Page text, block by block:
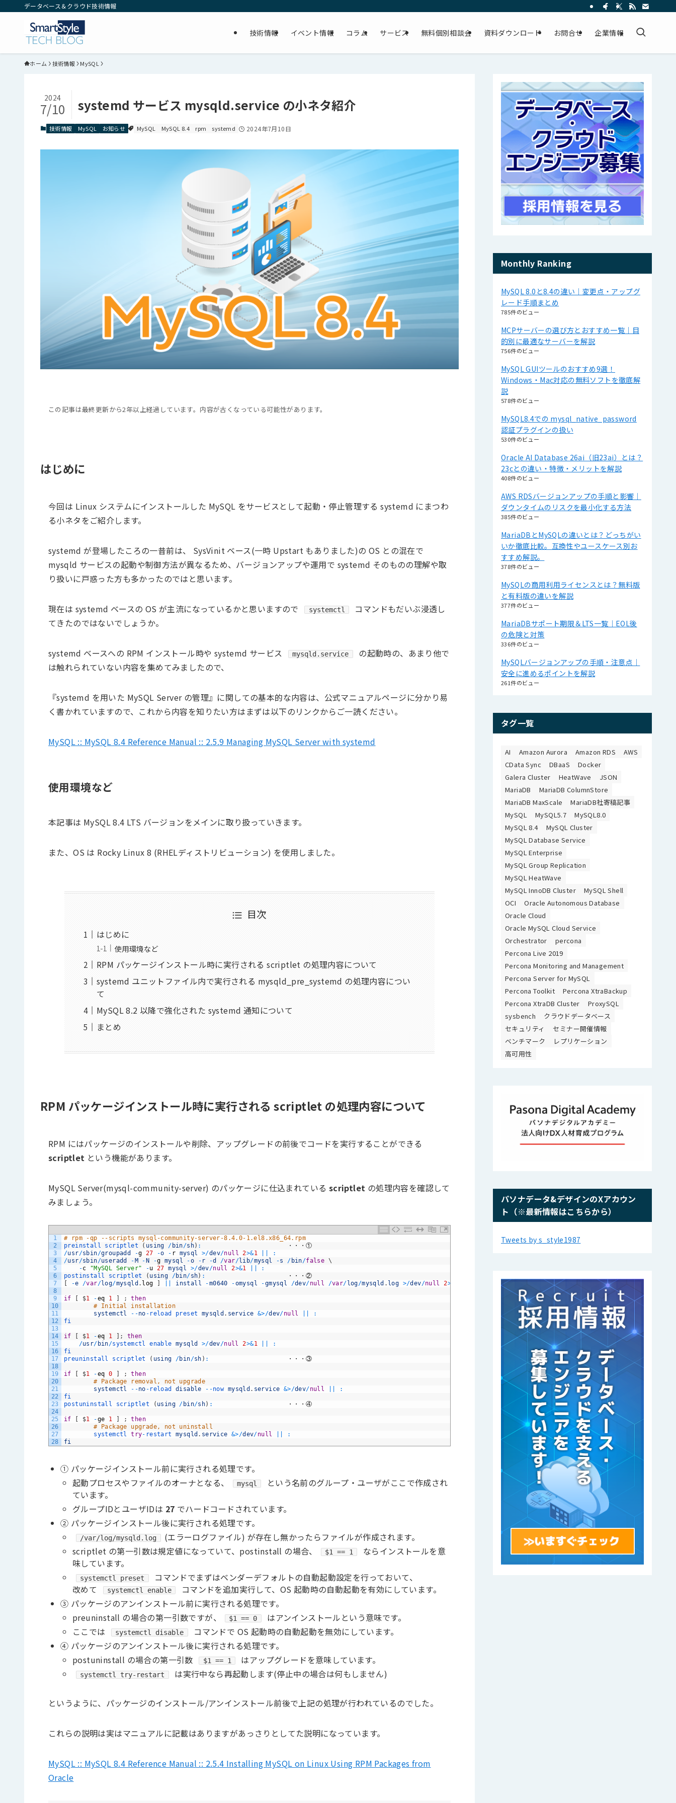
データベース＆クラウド技術情報
技術情報 イベント情報 コラム サービス 無料個別相談会 資料ダウンロード お問合せ 企業情報
ホーム 技術情報 MySQL
systemd サービス mysqld.service の小ネタ紹介
2024
7/10
技術情報 MySQL お知らせ MySQL MySQL 8.4 rpm systemd 2024年7月10日
この記事は最終更新から2年以上経過しています。内容が古くなっている可能性があります。
はじめに
今回は Linux システムにインストールした MySQL をサービスとして起動・停止管理する systemd にまつわ
る小ネタをご紹介します。
systemd が登場したころの一昔前は、 SysVinit ベース(一時 Upstart もありました)の OS との混在で
mysqld サービスの起動や制御方法が異なるため、バージョンアップや運用で systemd そのものの理解や取
り扱いに戸惑った方も多かったのではと思います。
現在は systemd ベースの OS が主流になっているかと思いますので systemctl
コマンドもだいぶ浸透し
てきたのではないでしょうか。
systemd ベースへの RPM インストール時や systemd サービス mysqld.service
の起動時の、あまり他で
は触れられていない内容を集めてみましたので、
『systemd を用いた MySQL Server の管理』に関しての基本的な内容は、公式マニュアルページに分かり易
く書かれていますので、これから内容を知りたい方はまずは以下のリンクからご一読ください。
MySQL :: MySQL 8.4 Reference Manual :: 2.5.9 Managing MySQL Server with systemd
使用環境など
本記事は MySQL 8.4 LTS バージョンをメインに取り扱っていきます。
また、OS は Rocky Linux 8 (RHELディストリビューション) を使用しました。
目次
はじめに
使用環境など
RPM パッケージインストール時に実行される scriptlet の処理内容について
systemd ユニットファイル内で実行される mysqld_pre_systemd の処理内容につい
て
MySQL 8.2 以降で強化された systemd 通知について
まとめ
RPM パッケージインストール時に実行される scriptlet の処理内容について
RPM にはパッケージのインストールや削除、アップグレードの前後でコードを実行することができる
scriptlet という機能があります。
MySQL Server(mysql-community-server) のパッケージに仕込まれている scriptlet の処理内容を確認して
みましょう。
1
2
3
4
5
6
7
8
9
10
11
12
13
14
15
16
17
18
19
20
21
22
23
24
25
26
27
28
# rpm -qp --scripts mysql-community-server-8.4.0-1.el8.x86_64.rpm
preinstall scriptlet ( using / bin/sh) :
・・・①
/usr/sbin/groupadd -g 27 -o - r mysql >/dev/null 2>&1
:
/usr/sbin/useradd - M - N -g mysql -o - r -d /var/lib/mysql -s / bin/false \
-c "MySQL Server" -u 27 mysql >/dev/null 2>&1
:
postinstall scriptlet ( using /bin/sh) :
・・・②
-e /var/log/mysqld . log install -m0640 -omysql -gmysql /dev/null /var/ log/mysqld . log >/dev/null 2>
if $1 -eq 1 ;
then
# Initial installation
systemctl
--no - reload preset mysqld . service &>/dev/null
:
fi
if $1 -eq 1 ;
then
/usr/ bin/systemctl enable mysqld >/dev/null 2>&1
:
fi
preuninstall scriptlet ( using /bin/sh ) : ・・・③
if $1 -eq 0 ;
then
# Package removal, not upgrade
systemctl
--no - reload disable --now mysqld . service &>/dev/null
:
fi
postuninstall scriptlet ( using / bin/sh) : ・・・④
if $1 -ge 1 ;
then
# Package upgrade, not uninstall
systemctl try- restart mysqld . service &>/dev/null
:
fi
① パッケージインストール前に実行される処理です。
起動プロセスやファイルのオーナとなる、
mysql
という名前のグループ・ユーザがここで作成され
ています。
グループIDとユーザIDは 27 でハードコードされています。
② パッケージインストール後に実行される処理です。
/var/log/mysqld.log
(エラーログファイル) が存在し無かったらファイルが作成されます。
scriptlet の第一引数は規定値になっていて、postinstall の場合、
$1 == 1
ならインストールを意
味しています。
systemctl preset
コマンドでまずはベンダーデフォルトの自動起動設定を行っておいて、
改めて
systemctl enable
コマンドを追加実行して、OS 起動時の自動起動を有効にしています。
③ パッケージのアンインストール前に実行される処理です。
preuninstall の場合の第一引数ですが、
$1 == 0
はアンインストールという意味です。
ここでは
systemctl disable
コマンドで OS 起動時の自動起動を無効にしています。
④ パッケージのアンインストール後に実行される処理です。
postuninstall の場合の第一引数
$1 == 1 はアップグレードを意味しています。
systemctl try-restart は実行中なら再起動します(停止中の場合は何もしません)
というように、パッケージのインストール/アンインストール前後で上記の処理が行われているのでした。
これらの説明は実はマニュアルに記載はありますがあっさりとしてた説明になっています。
MySQL :: MySQL 8.4 Reference Manual :: 2.5.4 Installing MySQL on Linux Using RPM Packages from
Oracle
Monthly Ranking
MySQL 8.0と8.4の違い｜変更点・アップグ
レード手順まとめ
785件のビュー
MCPサーバーの選び方とおすすめ一覧｜目
的別に最適なサーバーを解説
756件のビュー
MySQL GUIツールのおすすめ9選！
Windows・Mac対応の無料ソフトを徹底解
説
578件のビュー
MySQL8.4での mysql_native_password
認証プラグインの扱い
530件のビュー
Oracle AI Database 26ai（旧23ai）とは？
23cとの違い・特徴・メリットを解説
408件のビュー
AWS RDSバージョンアップの手順と影響｜
ダウンタイムのリスクを最小化する方法
385件のビュー
MariaDBとMySQLの違いとは？どっちがい
いか徹底比較。互換性やユースケース別お
すすめ解説。
378件のビュー
MySQLの商用利用ライセンスとは？無料版
と有料版の違いを解説
377件のビュー
MariaDBサポート期限＆LTS一覧｜EOL後
の危険と対策
336件のビュー
MySQLバージョンアップの手順・注意点｜
安全に進めるポイントを解説
261件のビュー
タグ一覧
AI Amazon Aurora Amazon RDS
AWS
CData Sync
DBaaS
Docker
Galera Cluster
HeatWave
JSON
MariaDB
MariaDB ColumnStore
MariaDB MaxScale
MariaDB社寄稿記事
MySQL
MySQL5.7
MySQL8.0
MySQL 8.4
MySQL Cluster
MySQL Database Service
MySQL Enterprise
MySQL Group Replication
MySQL HeatWave
MySQL InnoDB Cluster
MySQL Shell
OCI
Oracle Autonomous Database
Oracle Cloud
Oracle MySQL Cloud Service
Orchestrator
percona
Percona Live 2019
Percona Monitoring and Management
Percona Server for MySQL
Percona Toolkit
Percona XtraBackup
Percona XtraDB Cluster
ProxySQL
sysbench
クラウドデータベース
セキュリティ
セミナー開催情報
ベンチマーク
レプリケーション
高可用性
パソナデータ&デザインのXアカウン
ト（※最新情報はこちらから）
Tweets by s_style1987